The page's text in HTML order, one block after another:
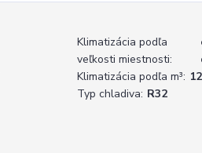
Klimatizácia podľa
veľkosti miestnosti:
Klimatizácia podľa m³:
Typ chladiva: R32